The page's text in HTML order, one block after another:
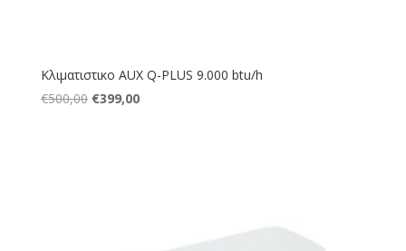
Κλιματιστικο AUX Q-PLUS 9.000 btu/h
€500,00 Original
€399,00Η